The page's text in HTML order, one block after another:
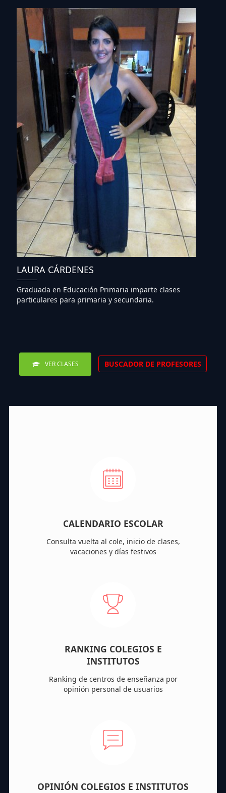
LAURA CÁRDENES
Graduada en Educación Primaria imparte clases
particulares para primaria y secundaria.
VER CLASES BUSCADOR DE PROFESORES
CALENDARIO ESCOLAR
Consulta vuelta al cole, inicio de clases,
vacaciones y días festivos
RANKING COLEGIOS E
INSTITUTOS
Ranking de centros de enseñanza por
opinión personal de usuarios
OPINIÓN COLEGIOS E INSTITUTOS